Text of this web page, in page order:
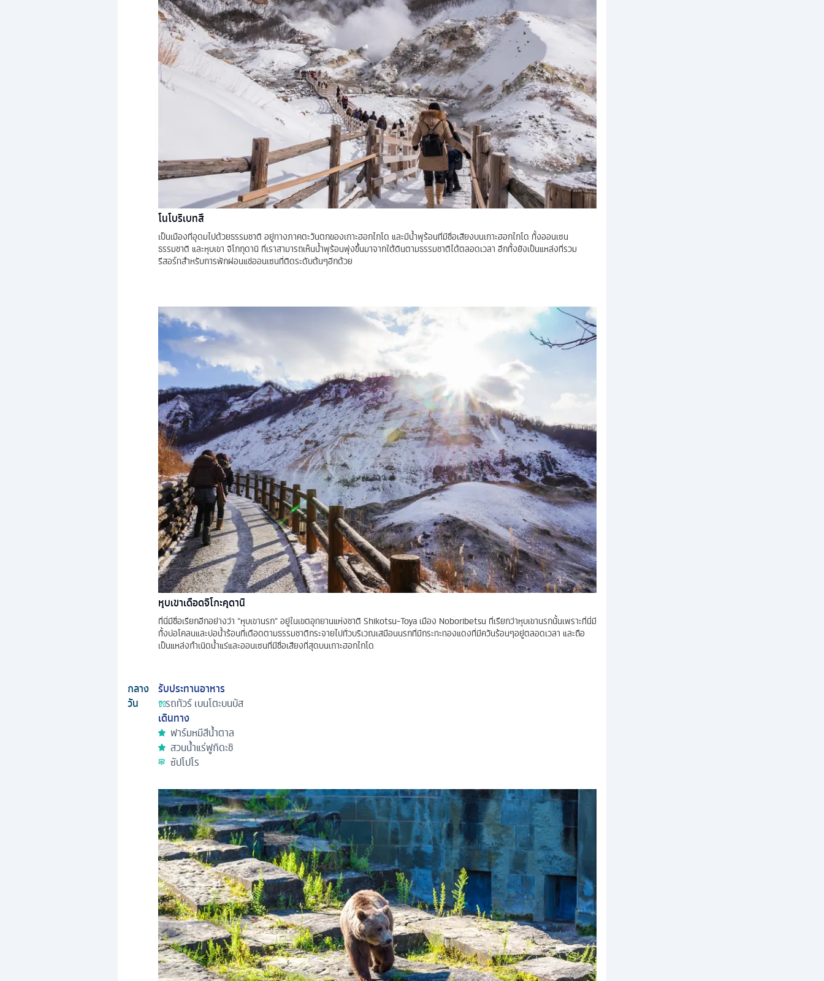
โนโบริเบทสึ
เป็นเมืองที่อุดมไปด้วยธรรมชาติ อยู่ทางภาคตะวันตกของเกาะฮอกไกโด และมีน้ำพุร้อนที่มีชื่อเสียงบนเกาะฮอกไกโด ทั้งออนเซน
ธรรมชาติ และหุบเขา จิโกกุดานิ ที่เราสามารถเห็นน้ำพุร้อนพุ่งขึ้นมาจากใต้ดินตามธรรมชาติได้ตลอดเวลา อีกทั้งยังเป็นแหล่งที่รวม
รีสอร์ทสำหรับการพักผ่อนแช่ออนเซนที่ติดระดับต้นๆอีกด้วย
หุบเขาเดือดจิโกะคุดานิ
ที่นี่มีชื่อเรียกอีกอย่างว่า “หุบเขานรก” อยู่ในเขตอุทยานแห่งชาติ Shikotsu-Toya เมือง Noboribetsu ที่เรียกว่าหุบเขานรกนั้นเพราะที่นี่มี
ทั้งบ่อโคลนและบ่อน้ำร้อนที่เดือดตามธรรมชาติกระจายไปทั่วบริเวณเสมือนนรกที่มีกระทะทองแดงที่มีควันร้อนๆอยู่ตลอดเวลา และถือ
เป็นแหล่งกำเนิดน้ำแร่และออนเซนที่มีชื่อเสียงที่สุดบนเกาะฮอกไกโด
กลาง
วัน
รับประทานอาหาร
รถทัวร์เบนโตะบนบัส
เดินทาง
ฟาร์มหมีสีน้ำตาล
สวนน้ำแร่ฟูกิดะชิ
ซัปโปโร